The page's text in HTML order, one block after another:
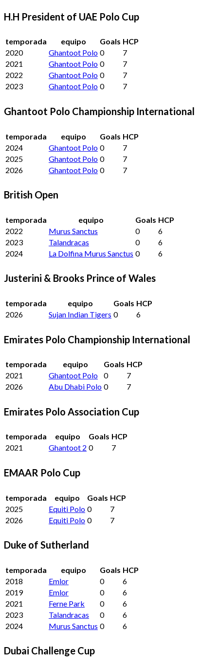
H.H President of UAE Polo Cup
temporada equipo Goals HCP
2020
Ghantoot Polo 0
7
2021
Ghantoot Polo 0
7
2022
Ghantoot Polo 0
7
2023
Ghantoot Polo 0 7
Ghantoot Polo Championship International
temporada equipo Goals HCP
2024
Ghantoot Polo 0
7
2025
Ghantoot Polo 0
7
2026
Ghantoot Polo 0 7
British Open
temporada equipo Goals HCP
2022
Murus Sanctus 0
6
2023
Talandracas 0
6
2024
La Dolfina Murus Sanctus 0 6
Justerini & Brooks Prince of Wales
temporada equipo Goals HCP
2026
Sujan Indian Tigers 0 6
Emirates Polo Championship International
temporada equipo Goals HCP
2021
Ghantoot Polo 0
7
2026
Abu Dhabi Polo 0 7
Emirates Polo Association Cup
temporada equipo Goals HCP
2021
Ghantoot 2 0 7
EMAAR Polo Cup
temporada equipo Goals HCP
2025
Equiti Polo 0
7
2026
Equiti Polo 0 7
Duke of Sutherland
temporada equipo Goals HCP
2018
Emlor 0
6
2019
Emlor 0
6
2021
Ferne Park 0
6
2023
Talandracas 0
6
2024
Murus Sanctus 0 6
Dubai Challenge Cup